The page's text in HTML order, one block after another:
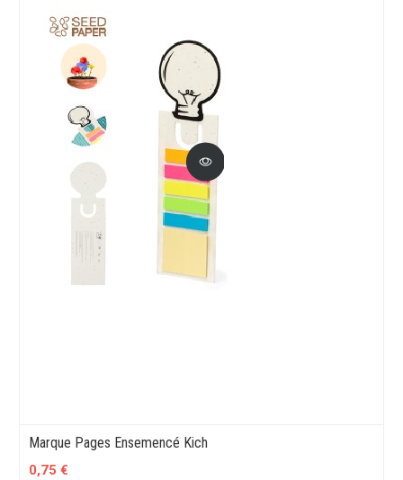
Marque Pages Ensemencé Kich
0,75 €